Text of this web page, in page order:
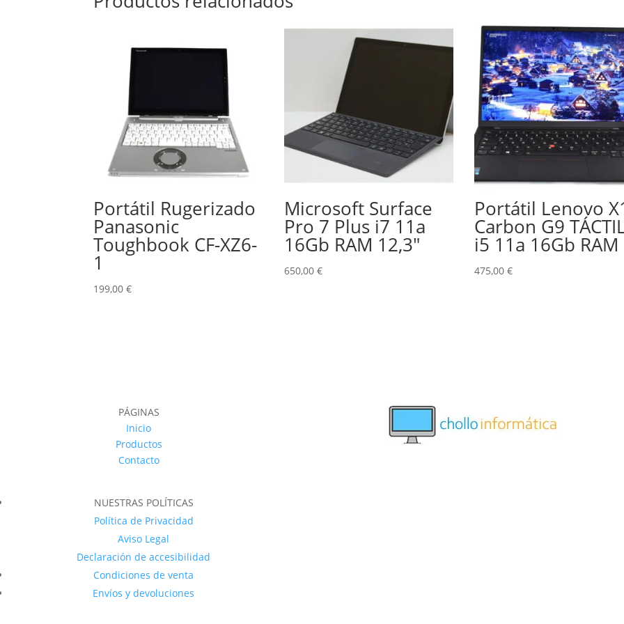
Portátil Rugerizado
Panasonic
Toughbook CF-XZ6-
1
199,00€
Microsoft Surface
Pro 7 Plus i7 11a
16Gb RAM 12,3″
650,00 €
Portátil Lenovo
Carbon G9
i5 11a 16Gb RAM
475,00€
PÁGINAS
Inicio
Productos
Contacto
NUESTRAS POLÍTICAS
Política de Privacidad
Aviso Legal
Declaración de accesibilidad
Condiciones de venta
Envíos y devoluciones